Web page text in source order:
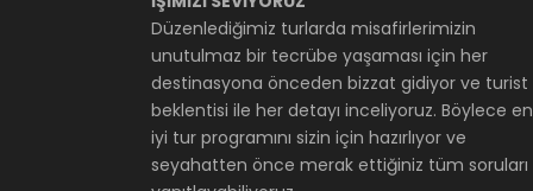
Düzenlediğimiz turlarda misafirlerimizin
unutulmaz bir tecrübe yaşaması için her
destinasyona önceden bizzat gidiyor ve turist
beklentisi ile her detayı inceliyoruz. Böylece en
iyi tur programını sizin için hazırlıyor ve
seyahatten önce merak ettiğiniz tüm soruları